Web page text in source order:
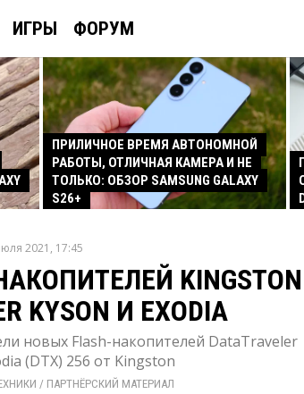
ИГРЫ ФОРУМ
ПРИЛИЧНОЕ ВРЕМЯ АВТОНОМНОЙ
РАБОТЫ, ОТЛИЧНАЯ КАМЕРА И НЕ
ТОЛЬКО: ОБЗОР SAMSUNG GALAXY
S26+
2021, 17:45
KINGSTON
KYSON И EXODIA
новых Flash-накопителей DataTraveler
(DTX) 256 от Kingston
/ ПАРТНЁРСКИЙ МАТЕРИАЛ